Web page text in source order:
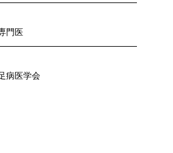
門医
病医学会